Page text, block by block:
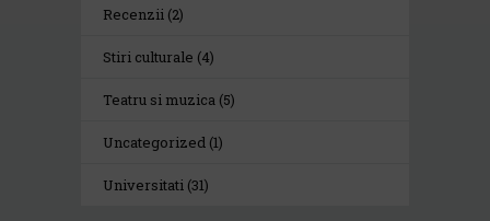
Recenzii (2)
Stiri culturale (4)
Teatru si muzica (5)
Uncategorized (1)
Universitati (31)